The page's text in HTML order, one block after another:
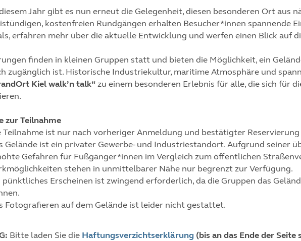
Jahr gibt es nun erneut die Gelegenheit, diesen besonderen Ort aus
kostenfreien Rundgängen erhalten Besucher*innen spannende
erfahren mehr über die aktuelle Entwicklung und werfen einen Blick auf
finden in kleinen Gruppen statt und bieten die Möglichkeit, ein
zugänglich ist. Historische Industriekultur, maritime Atmosphäre und
Kiel walk’n talk“zu einem besonderen Erlebnis für alle, die sich für
zur Teilnahme
Teilnahme ist nur nach vorheriger Anmeldung und bestätigter
Gelände ist ein privater Gewerbe- und Industriestandort. Aufgrund seiner
Gefahren für Fußgänger*innen im Vergleich zum öffentlichen
stehen in unmittelbarer Nähe nur begrenzt zur Verfügung.
pünktliches Erscheinen ist zwingend erforderlich, da die Gruppen das
Fotografieren auf dem Gelände ist leider nicht gestattet.
Bitte laden Sie die Haftungsverzichtserklärung (bis an das Ende der Seite